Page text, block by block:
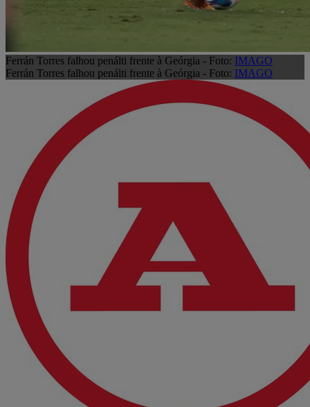
Ferrán Torres falhou penálti frente à Geórgia - Foto: IMAGO
Ferrán Torres falhou penálti frente à Geórgia - Foto: IMAGO